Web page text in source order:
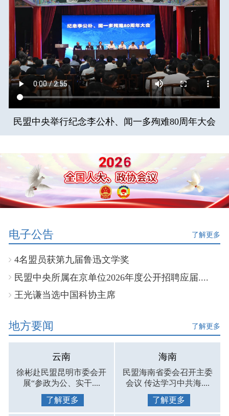
民盟中央举行纪念李公朴、闻一多殉难80周年大会
电子公告 了解更多
4名盟员获第九届鲁迅文学奖
民盟中央所属在京单位2026年度公开招聘应届....
王光谦当选中国科协主席
地方要闻 了解更多
云南
徐彬赴民盟昆明市委会开
展“参政为公、实干....
了解更多
海南
民盟海南省委会召开主委
会议 传达学习中共海....
了解更多